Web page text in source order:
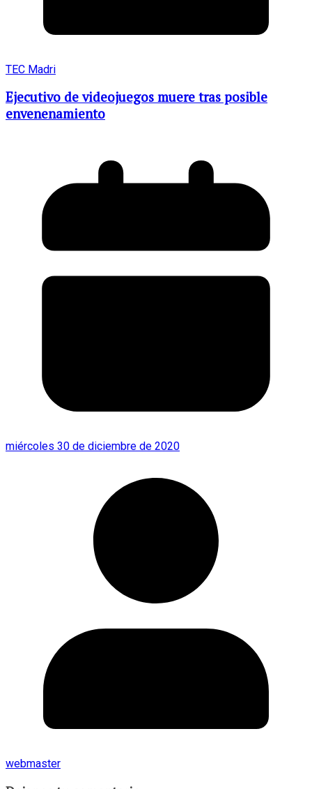
TEC Madri
Ejecutivo de videojuegos muere tras posible
envenenamiento
miércoles 30 de diciembre de 2020
webmaster